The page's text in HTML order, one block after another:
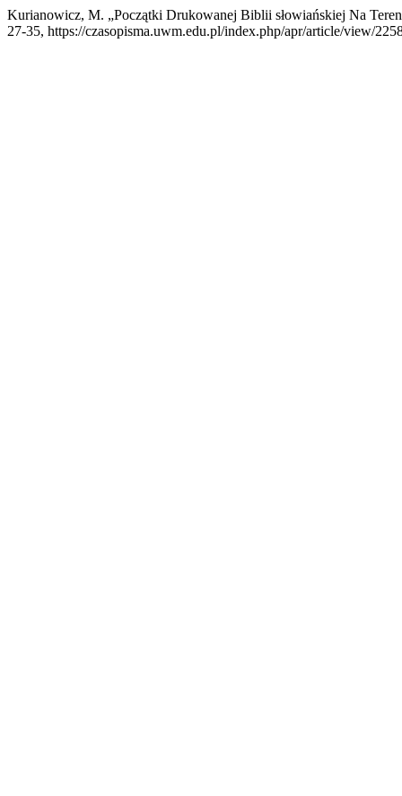
Kurianowicz, M. „Początki Drukowanej Biblii słowiańskiej Na
27-35, https://czasopisma.uwm.edu.pl/index.php/apr/article/view/